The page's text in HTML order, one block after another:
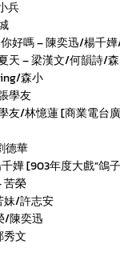
兵
你好嗎 – 陳奕迅/楊千
天 – 梁漢文/何韻詩/
森小
學友
友/林憶蓮 [商業電台
德華
千嬅 [903年度大戲”鴿
苦榮
妹/許志安
/陳奕迅
秀文